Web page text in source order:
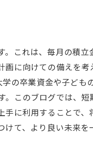
これは、毎月の積
に向けての備えを
の卒業資金や子ども
このブログでは、
に利用することで
て、より良い未来を